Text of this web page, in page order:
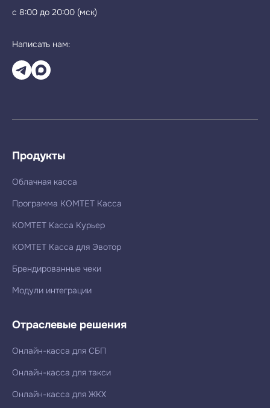
с 8:00 до 20:00 (мск)
Написать нам:
Продукты
Облачная касса
Программа КОМТЕТ Касса
КОМТЕТ Касса Курьер
КОМТЕТ Касса для Эвотор
Брендированные чеки
Модули интеграции
Отраслевые решения
Онлайн-касса для СБП
Онлайн-касса для такси
Онлайн-касса для ЖКХ